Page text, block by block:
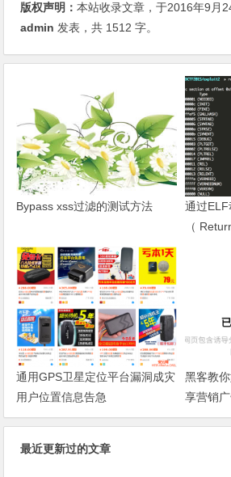
版权声明：本站收录文章，于2016年9月
admin 发表，共 1512 字。
Bypass xss过滤的测试方法
通过
（
通用GPS卫星定位平台漏洞成灾
用户位置信息告急
黑客教
享营销
最近更新过的文章